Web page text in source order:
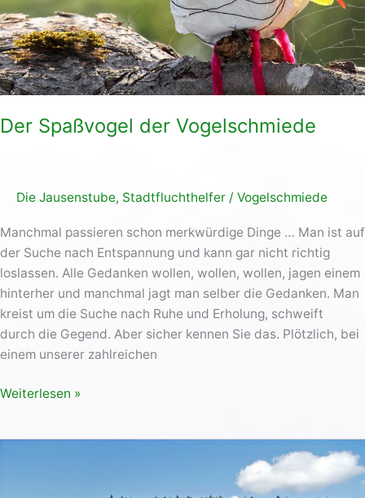
Der Spaßvogel der Vogelschmiede
Die Jausenstube, Stadtfluchthelfer / Vogelschmiede
Manchmal passieren schon merkwürdige Dinge … Man ist auf
der Suche nach Entspannung und kann gar nicht richtig
loslassen. Alle Gedanken wollen, wollen, wollen, jagen einem
hinterher und manchmal jagt man selber die Gedanken. Man
kreist um die Suche nach Ruhe und Erholung, schweift
durch die Gegend. Aber sicher kennen Sie das. Plötzlich, bei
einem unserer zahlreichen
Weiterlesen »